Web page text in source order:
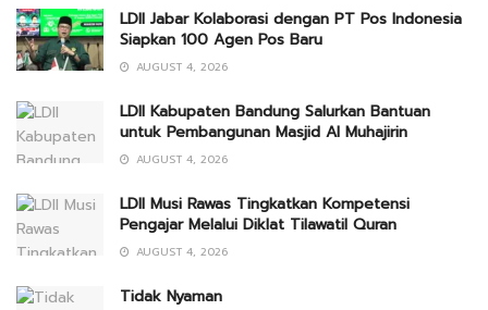
LDII Jabar Kolaborasi dengan PT Pos Indonesia
Siapkan 100 Agen Pos Baru
AUGUST 4, 2026
LDII Kabupaten Bandung Salurkan Bantuan
untuk Pembangunan Masjid Al Muhajirin
AUGUST 4, 2026
LDII Musi Rawas Tingkatkan Kompetensi
Pengajar Melalui Diklat Tilawatil Quran
AUGUST 4, 2026
Tidak Nyaman